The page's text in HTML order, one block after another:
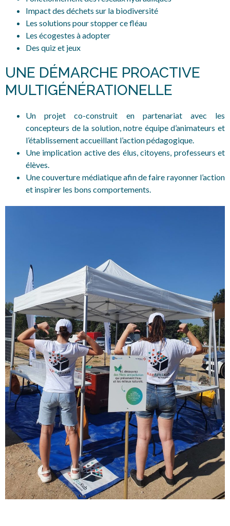
Impact des déchets sur la biodiversité
Les solutions pour stopper ce fléau
Les écogestes à adopter
Des quiz et jeux
UNE DÉMARCHE PROACTIVE
MULTIGÉNÉRATIONELLE
Un projet co-construit en partenariat avec les
concepteurs de la solution, notre équipe d’animateurs et
l’établissement accueillant l’action pédagogique.
Une implication active des élus, citoyens, professeurs et
élèves.
Une couverture médiatique afin de faire rayonner l’action
et inspirer les bons comportements.